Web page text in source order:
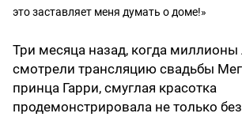
это заставляет меня думать о доме!»
Три месяца назад, когда
смотрели трансляцию свадьбы
принца Гарри, смуглая красотка
продемонстрировала не только